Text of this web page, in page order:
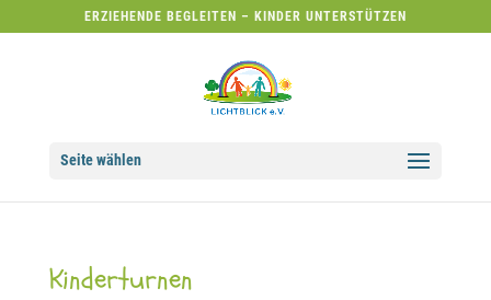
ERZIEHENDE BEGLEITEN – KINDER UNTERSTÜTZEN
Seite wählen
Kinderturnen